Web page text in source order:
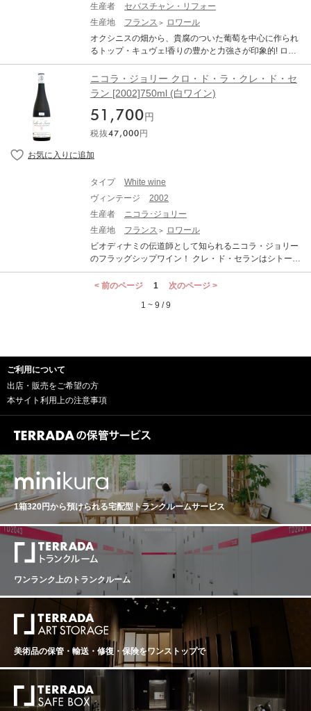
やボトルから立ち上ってくる、スモーキーなフリンティ
香（火打石の香り）が特徴です。 「プイィ・フュメ ユー
「レ・マルヌ」より。1ha。ロワール川に迫る急斜面上
の畑で、泥灰土石灰質（キンメリッジアン）土壌。平均
および18ヶ月間熟成。作品名の「Utopia」は「理想郷」
「空想」の意味で、この作品が従来のいわゆるプイィ・
です。 Jonathan Didier Pabiot Pouilly Fume Utopia ジョ
ナタン・ディディエ・パビオ プイィ・フュメ ユートピア
OC. POUILLY FUME ぶどう品種：ソーヴィニヨン・ブラ
生産者
セバスチャン・リフォー
生産地
フランス
ロワール
オクシニスの畑から、貴腐のついた葡萄を中心に作られ
るトップ・キュヴェ!香りの豊かと力強さが印象的! ロワ
ール地方ソーヴィニヨン・ブランの銘醸地として知られ
るサンセール。名だたる産地であるがゆえに、セバスチ
ャン・リフォーのワインは、サンセールという既成のお
いしさの枠組みから外れているとか異端であるといわれ
ます。それは、サンセールやソーヴィニヨン・ブランに
誰もがいだく爽快な辛口という印象を越え、ほかに類を
みない濃厚で複雑みをそなえた魅惑的な味わいが特徴だ
からです。常識を意識せずに、素直に味わえば、そんな
ワインです。 本来のあるべき姿へと戻し、土地の個性、
造り手の表現として描き出した彼のワインは、「世界の
ベストレストラン50」で首位に輝くデンマーク・コペン
ハーゲンの『NOMA』のワインリストにも採用されてい
ます。これまでとは違うサンセールの扉が開かれる、セ
い。 「サンセール オクシニス タルディフ」は、黄金に
輝くという意味でアクメニネと同じ粘土石灰土壌で育ち
をプレス後、ステンレスタンクで発酵・熟成後、古樽で
熟成しました。琥珀色に近い黄金色、リンゴジャムやハ
ト）(傾斜35％) 標高・向き：250-350m・南東、南 面
積・収量：0.2ha・5hl/ha 品種（収穫/樹齢）：ソーヴィ
ニヨンブラン100％（手摘み／平均40年）（貴腐ブドウ9
発酵・熟成：ステンレスタンクで24ヶ月間発酵・熟成、
Sancerre Auksinis Tardif セバスチャン・リフォー サンセ
ール オクシニス タルディフ 生産地：フランス ロワール
中央・ニベルネ 原産地呼称：AOC. SANCERRE ぶどう
品種：ソーヴィニヨンブラン 100％ アルコール度数：13.
0% 味わい：白ワイン 辛口 【古酒について、当店からの
お願い】 オールドヴィンテージのワインは必ず休息させ
ることが必要です。休ませずに抜栓してしまうと本来の
味わいは全く表れてきません。商品到着後、最低でも2週
間は休ませてください。 ●古酒特有のボトル傷や汚れが
ございます。 ●澱がございますので、商品到着後はボト
ルを立てた状態で、澱が沈み落ち着くまで休息させてか
ら(最低でも1か月、出来れば2カ月以上)抜栓してくださ
い。 ●熟成による色調の変化（白ワインは黄金色に、赤
ワインはレンガ色に）や、香り、味わいが複雑に変化し
ている可能性があります。これらは古酒の特徴です。 熟
成されたワイン(古酒)ですのでボトルバリエーション等ご
ざいます。それをご理解頂いた上でのご購入をお願い致
します。
ニコラ・ジョリー クロ・ド・ラ・クレ・ド・セ
ラン [2002]750ml (白ワイン)
51,700 円
税抜47,000 円
タイプ
White wine
ヴィンテージ
2002
生産者
ニコラ･ジョリー
生産地
フランス
ロワール
ビオディナミの伝道師として知られるニコラ・ジョリー
のフラッグシップワイン！ クレ・ド・セランはシトー派
修道僧により12世紀に植えられた由緒ある畑で、以来80
0年以上もの間ブドウ栽培が行われています。1962年か
ジョリーが運営に参加。ジョリーは「美味しいワインで
を行っています。 2001年、同氏はビオディナミの団体
の団体に所属しています。また、彼はこの団体を通し、
世界中で講演し、原点へ回帰を提唱しています。2002年
います。 「クロ・ド・ラ・クレ・ド・セラン」は、1130
畑。7haの全てをジョリー家が単独所有。栽培、収穫は
すべて馬と手作業で行なわれます。平均樹齢45-50年。規
定の約半分の18-25hl/haの低収量。 熟した果実、ドライ
フルーツ、カリンのようなニュアンス、もう一口飲みた
くなるようなミネラルを思わせる味わい。和食との相性
がいいワインです。数時間前、前日抜栓、もしくはデキ
ャンタするのがオススメです。 ■よりおいしく味わって
いただくために■ ニコラはクロ・ド・ラ・クレド・セラ
ンについて、事前の抜栓もしくはデキャンティングを推
奨 ●始めの5年：24時間前に抜栓もしくは2時間前にダブ
ルデキャンティング ●5～10年：12時間前に抜栓もしく
は2時間前にデキャンティング ●10年以上：2時間前抜栓
もしくは直前にデキャンティング 適温は14～15度。更
に、飲み残しのワインを、栓をして冷蔵庫に入れずに3～
4日置くと、一層開いて味わいが増して楽しめるともアド
バイスしている。 ■テクニカル情報■ AOP：サヴニエール
(クレ・ド・セランモノポール) 品種：シュナン・ブラン1
00% 面積：7ha 平均樹齢：45～50年(80年以上の古樹も
含む) 平均収量：20hl/ha ロワール川に張り出した険しい
傾斜地の南、南東向き畑。地層は平均20～40cmの深さ、
赤褐色・茶色のシスト片岩とクオーツ石英土壌で水はけ
< 前のページ 1
次のページ >
1 ~ 9 / 9
ご利用について
出店・販売をご希望の方
本サイト利用上の注意事項
1箱320円から預けられる宅配型トランクルームサービス
ワンランク上のトランクルーム
美術品の保管・輸送・修復・保険をワンストップで